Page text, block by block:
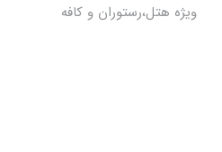
ویژه هتل،رستوران و کافه